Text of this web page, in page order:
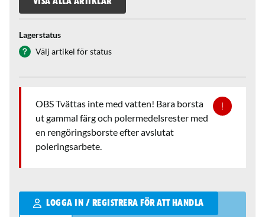
Lagerstatus
Välj artikel för status
OBS Tvättas inte med vatten! Bara borsta
ut gammal färg och polermedelsrester med
en rengöringsborste efter avslutat
poleringsarbete.
LOGGA IN / REGISTRERA FÖR ATT HANDLA
Qantity